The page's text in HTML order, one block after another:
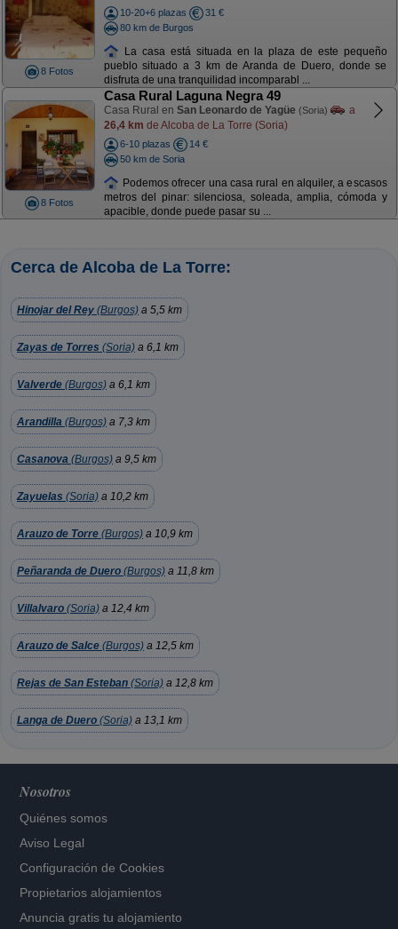
8 Fotos
10-20+6 plazas
31 €
80 km de Burgos
La casa está situada en la plaza de este pequeño
pueblo situado a 3 km de Aranda de Duero, donde se
disfruta de una tranquilidad incomparabl ...
8 Fotos
Casa Rural Laguna Negra 49
Casa Rural en San Leonardo de Yagüe (Soria)
a
26,4 km de Alcoba de La Torre (Soria)
6-10 plazas
14 €
50 km de Soria
Podemos ofrecer una casa rural en alquiler, a escasos
metros del pinar: silenciosa, soleada, amplia, cómoda y
apacible, donde puede pasar su ...
Cerca de Alcoba de La Torre:
Hinojar del Rey (Burgos) a 5,5 km
Zayas de Torres (Soria) a 6,1 km
Valverde (Burgos) a 6,1 km
Arandilla (Burgos) a 7,3 km
Casanova (Burgos) a 9,5 km
Zayuelas (Soria) a 10,2 km
Arauzo de Torre (Burgos) a 10,9 km
Peñaranda de Duero (Burgos) a 11,8 km
Villalvaro (Soria) a 12,4 km
Arauzo de Salce (Burgos) a 12,5 km
Rejas de San Esteban (Soria) a 12,8 km
Langa de Duero (Soria) a 13,1 km
Nosotros
Quiénes somos
Aviso Legal
Configuración de Cookies
Propietarios alojamientos
Anuncia gratis tu alojamiento